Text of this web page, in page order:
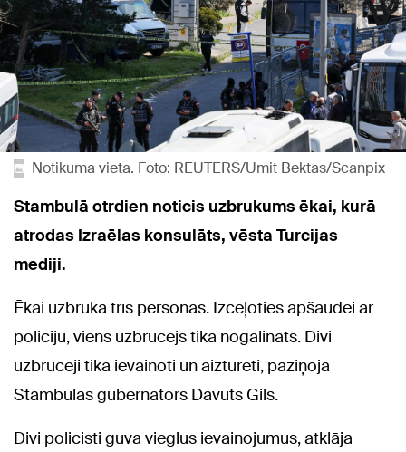
Notikuma vieta. Foto: REUTERS/Umit Bektas/Scanpix
Stambulā otrdien noticis uzbrukums ēkai, kurā
atrodas Izraēlas konsulāts, vēsta Turcijas
mediji.
Ēkai uzbruka trīs personas. Izceļoties apšaudei ar
policiju, viens uzbrucējs tika nogalināts. Divi
uzbrucēji tika ievainoti un aizturēti, paziņoja
Stambulas gubernators Davuts Gils.
Divi policisti guva vieglus ievainojumus, atklāja